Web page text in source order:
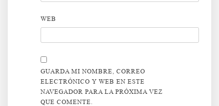
WEB
GUARDA MI NOMBRE, CORREO
ELECTRÓNICO Y WEB EN ESTE
NAVEGADOR PARA LA PRÓXIMA VEZ
QUE COMENTE.